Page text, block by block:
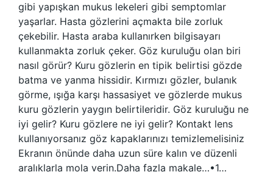
gibi yapışkan mukus lekeleri gibi semptomlar
yaşarlar. Hasta gözlerini açmakta bile zorluk
çekebilir. Hasta araba kullanırken bilgisayarı
kullanmakta zorluk çeker. Göz kuruluğu olan biri
nasıl görür? Kuru gözlerin en tipik belirtisi gözde
batma ve yanma hissidir. Kırmızı gözler, bulanık
görme, ışığa karşı hassasiyet ve gözlerde mukus
kuru gözlerin yaygın belirtileridir. Göz kuruluğu ne
iyi gelir? Kuru gözlere ne iyi gelir? Kontakt lens
kullanıyorsanız göz kapaklarınızı temizlemelisiniz
Ekranın önünde daha uzun süre kalın ve düzenli
aralıklarla mola verin.Daha fazla makale…•1…